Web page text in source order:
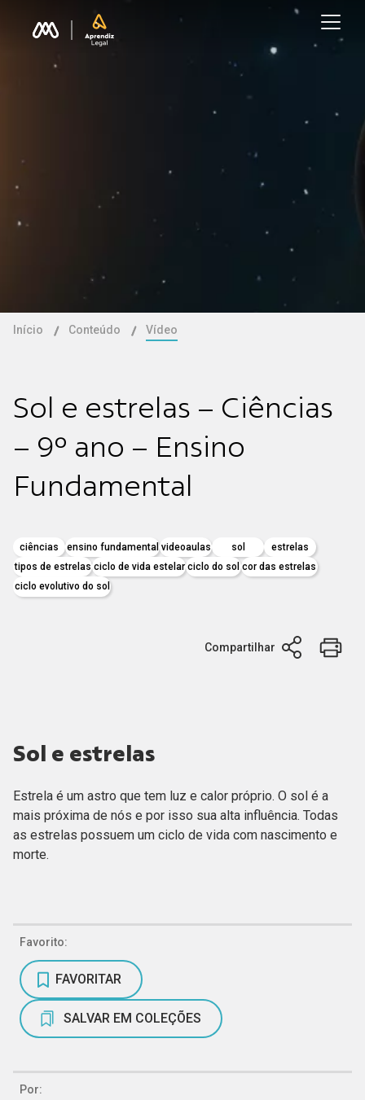
Início Conteúdo Vídeo
Sol e estrelas – Ciências
– 9º ano – Ensino
Fundamental
ciências ensino fundamental videoaulas sol
estrelas
tipos de estrelas ciclo de vida estelar ciclo do sol cor das estrelas
ciclo evolutivo do sol
Compartilhar
Sol e estrelas
Estrela é um astro que tem luz e calor próprio. O sol é a
mais próxima de nós e por isso sua alta influência. Todas
as estrelas possuem um ciclo de vida com nascimento e
morte.
Favorito:
FAVORITAR
SALVAR EM COLEÇÕES
Por: